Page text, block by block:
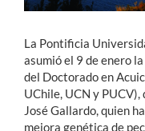
La Pontificia
asumió el 9 de enero
del Doctorado en
UChile, UCN y
José Gallardo, quien
mejora genética de